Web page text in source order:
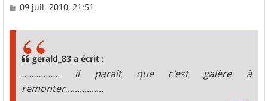
M
09 juil. 2010, 21:51
gerald_83 a écrit :
................ il paraît que c'est galère à
remonter,...............